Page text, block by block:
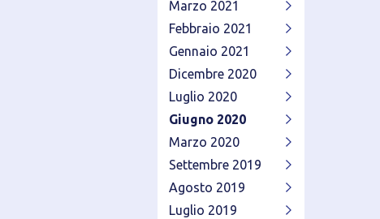
Marzo 2021
Febbraio 2021
Gennaio 2021
Dicembre 2020
Luglio 2020
Giugno 2020
Marzo 2020
Settembre 2019
Agosto 2019
Luglio 2019